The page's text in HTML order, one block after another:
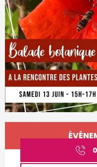
Ouverture